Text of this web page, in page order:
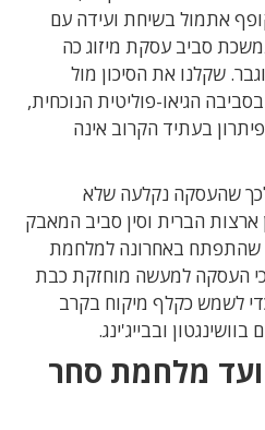
אתמול בשיחת ועידה עם
סביב עסקת מיזוג כה
שקלנו את הסיכון מול
הגיאו-פוליטית הנוכחית,
בעתיד הקרוב אינה
לכך שהעסקה נקלעה שלא
הברית וסין סביב המאבק
שהתפתח באחרונה למלחמת
העסקה למעשה מוחזקת כבת
לשמש כקלף מיקוח בקרב
ובבייג'ינג.
ועד מלחמת סחר